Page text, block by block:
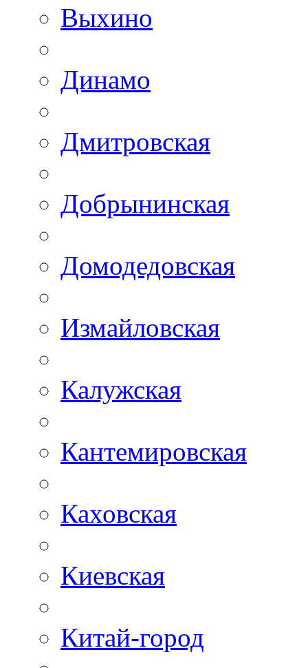
Выхино
Динамо
Дмитровская
Добрынинская
Домодедовская
Измайловская
Калужская
Кантемировская
Каховская
Киевская
Китай-город